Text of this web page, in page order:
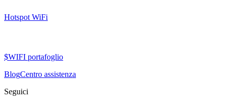
Hotspot WiFi
$WIFI portafoglio
BlogCentro assistenza
Seguici